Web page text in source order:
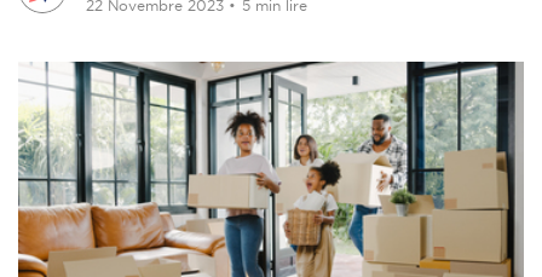
22 Novembre 2023 • 5 min lire